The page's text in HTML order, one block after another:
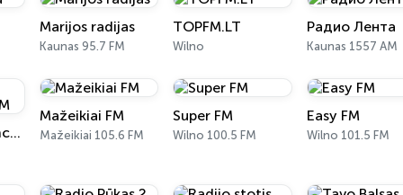
Marijos radijas
Kaunas 95.7 FM
TOPFM.LT
Wilno
Радио Лента
Kaunas 1557 AM
Mantinho Dance Pulse FM
Mažeikiai FM
Mažeikiai 105.6 FM
Super FM
Wilno 100.5 FM
Easy FM
Wilno 101.5 FM